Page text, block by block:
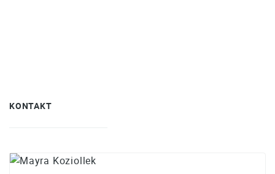
KONTAKT